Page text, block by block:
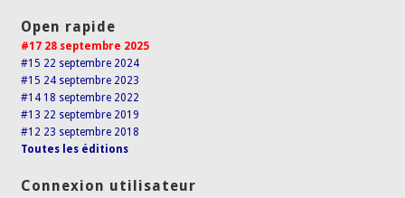
Open rapide
#17 28 septembre 2025
#15 22 septembre 2024
#15 24 septembre 2023
#14 18 septembre 2022
#13 22 septembre 2019
#12 23 septembre 2018
Toutes les éditions
Connexion utilisateur